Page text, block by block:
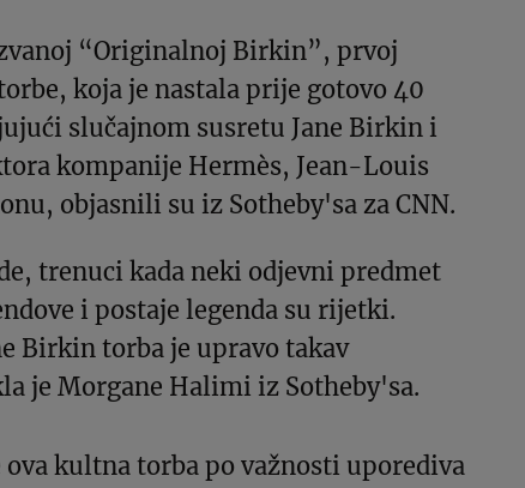
“Originalnoj Birkin”, prvoj
koja je nastala prije gotovo 40
slučajnom susretu Jane Birkin i
kompanije Hermès, Jean-Louis
objasnili su iz Sotheby'sa za CNN.
trenuci kada neki odjevni predmet
i postaje legenda su rijetki.
Birkin torba je upravo takav
je Morgane Halimi iz Sotheby'sa.
ova kultna torba po važnosti uporediva